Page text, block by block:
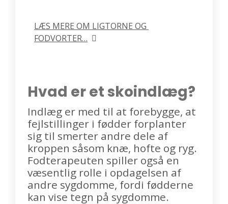
LÆS MERE OM LIGTORNE OG
FODVORTER…
Hvad er et skoindlæg?
Indlæg er med til at forebygge, at
fejlstillinger i fødder forplanter
sig til smerter andre dele af
kroppen såsom knæ, hofte og ryg.
Fodterapeuten spiller også en
væsentlig rolle i opdagelsen af
andre sygdomme, fordi fødderne
kan vise tegn på sygdomme.